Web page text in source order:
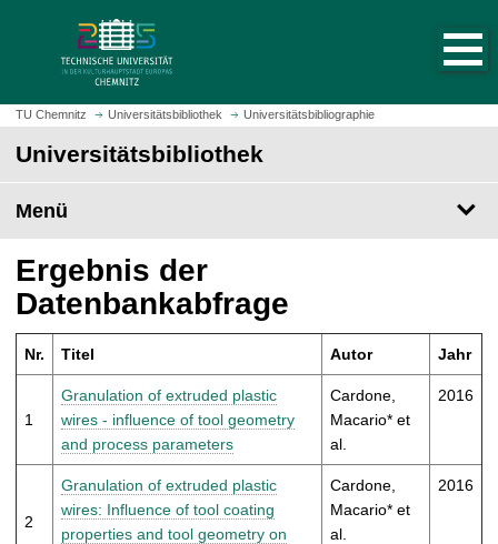
z
m
t
e
i
t
u
f
u
f
n
TU Chemnitz Universitätsbibliothek Universitätsbibliographie
Universitätsbibliothek
Menü
Ergebnis der
Datenbankabfrage
Nr. Titel Autor Jahr
1
Granulation of extruded plastic
wires - influence of tool geometry
and process parameters
Cardone,
Macario* et
al.
2016
2
Granulation of extruded plastic
wires: Influence of tool coating
properties and tool geometry on
Cardone,
Macario* et
al.
2016